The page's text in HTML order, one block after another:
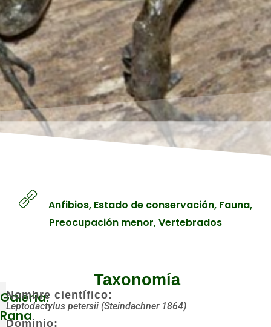
Líquenes
Manglares
Matorrales
Páramos
Sabanas
Selvas y Bosques
Tepuyes
Contacto
Iniciar sesión
Registro
Anfibios, Estado de conservación, Fauna,
Preocupación menor,Vertebrados
Galería:
Rana
Taxonomía
Nombre científico:
Leptodactylus petersii (Steindachner 1864)
Dominio: